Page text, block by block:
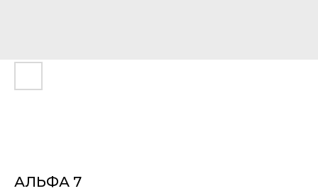
АЛЬФА 7